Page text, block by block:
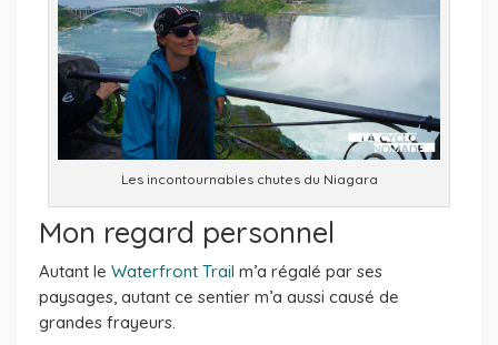
Les incontournables chutes du Niagara
Mon regard personnel
Autant le Waterfront Trail m’a régalé par ses
paysages, autant ce sentier m’a aussi causé de
grandes frayeurs.